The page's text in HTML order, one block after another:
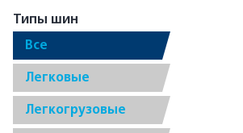
Типы шин
Все
Легковые
Легкогрузовые